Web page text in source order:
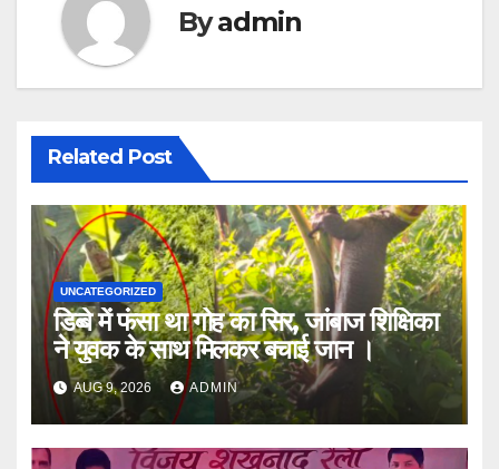
Byadmin
Related Post
UNCATEGORIZED
डिब्बे में फंसा था गोह का सिर, जांबाज शिक्षिका
ने युवक के साथ मिलकर बचाई जान ।
AUG 9, 2026 ADMIN